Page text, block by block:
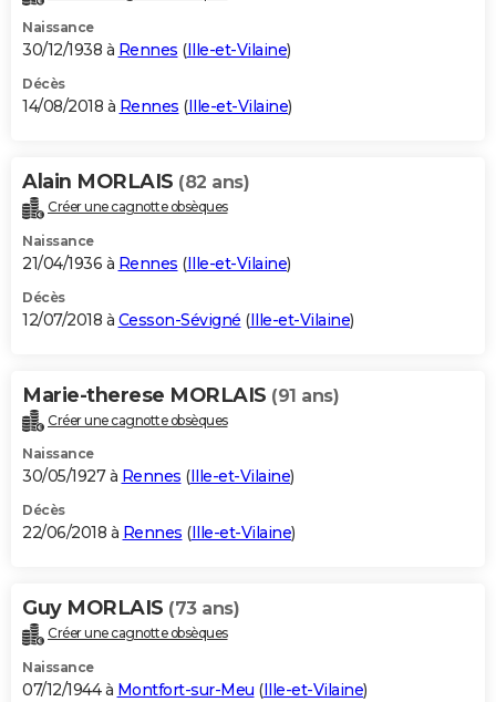
Naissance
30/12/1938 à Rennes (Ille-et-Vilaine)
Décès
14/08/2018 à Rennes (Ille-et-Vilaine)
Alain MORLAIS (82 ans)
Créer une cagnotte obsèques
Naissance
21/04/1936 à Rennes (Ille-et-Vilaine)
Décès
12/07/2018 à Cesson-Sévigné (Ille-et-Vilaine)
Marie-therese MORLAIS (91 ans)
Créer une cagnotte obsèques
Naissance
30/05/1927 à Rennes (Ille-et-Vilaine)
Décès
22/06/2018 à Rennes (Ille-et-Vilaine)
Guy MORLAIS (73 ans)
Créer une cagnotte obsèques
Naissance
07/12/1944 à Montfort-sur-Meu (Ille-et-Vilaine)